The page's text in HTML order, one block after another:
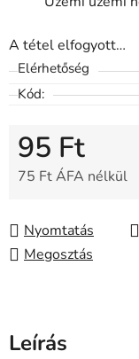
A tétel elfogyott…
Elérhetőség
Kód:
95 Ft
75 Ft ÁFA nélkül
Nyomtatás
Megosztás
Leírás